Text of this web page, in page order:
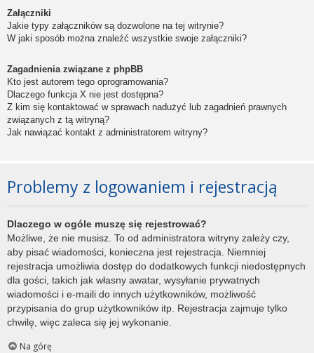
Załączniki
Jakie typy załączników są dozwolone na tej witrynie?
W jaki sposób można znaleźć wszystkie swoje załączniki?
Zagadnienia związane z phpBB
Kto jest autorem tego oprogramowania?
Dlaczego funkcja X nie jest dostępna?
Z kim się kontaktować w sprawach nadużyć lub zagadnień prawnych
związanych z tą witryną?
Jak nawiązać kontakt z administratorem witryny?
Problemy z logowaniem i rejestracją
Dlaczego w ogóle muszę się rejestrować?
Możliwe, że nie musisz. To od administratora witryny zależy czy,
aby pisać wiadomości, konieczna jest rejestracja. Niemniej
rejestracja umożliwia dostęp do dodatkowych funkcji niedostępnych
dla gości, takich jak własny awatar, wysyłanie prywatnych
wiadomości i e-maili do innych użytkowników, możliwość
przypisania do grup użytkowników itp. Rejestracja zajmuje tylko
chwilę, więc zaleca się jej wykonanie.
Na górę